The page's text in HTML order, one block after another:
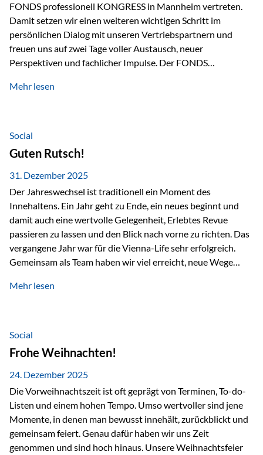
FONDS professionell KONGRESS in Mannheim vertreten.
Damit setzen wir einen weiteren wichtigen Schritt im
persönlichen Dialog mit unseren Vertriebspartnern und
freuen uns auf zwei Tage voller Austausch, neuer
Perspektiven und fachlicher Impulse. Der FONDS
Branchentreffen für Finanz- und Versicherungsprofis im
Vermögensstrukturierung und Nachfolgeplanung
gemeinsam zu diskutieren. Persönlich für Sie vor Ort An
beiden Kongresstagen stehen Ihnen Maximilian
Fichtenbauer, Dirk…
Mehr lesen
Social
Guten Rutsch!
31. Dezember 2025
Der Jahreswechsel ist traditionell ein Moment des
Innehaltens. Ein Jahr geht zu Ende, ein neues beginnt und
damit auch eine wertvolle Gelegenheit, Erlebtes Revue
passieren zu lassen und den Blick nach vorne zu richten. Das
vergangene Jahr war für die Vienna-Life sehr erfolgreich.
Gemeinsam als Team haben wir viel erreicht, neue Wege
Veranstaltungen wie der Schnifisschnauf, aber auch unsere
starkes Miteinander ist. Neben diesen gemeinsamen
Erlebnissen konnten wir…
Mehr lesen
Social
Frohe Weihnachten!
24. Dezember 2025
Die Vorweihnachtszeit ist oft geprägt von Terminen, To-do-
Listen und einem hohen Tempo. Umso wertvoller sind jene
Momente, in denen man bewusst innehält, zurückblickt und
gemeinsam feiert. Genau dafür haben wir uns Zeit
genommen und sind hoch hinaus. Unsere Weihnachtsfeier